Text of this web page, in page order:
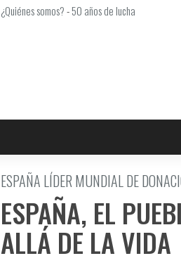
¿Quiénes somos?-50 años de lucha
ESPAÑA LÍDER MUNDIAL DE
ESPAÑA, EL
ALLÁ DE LA VIDA